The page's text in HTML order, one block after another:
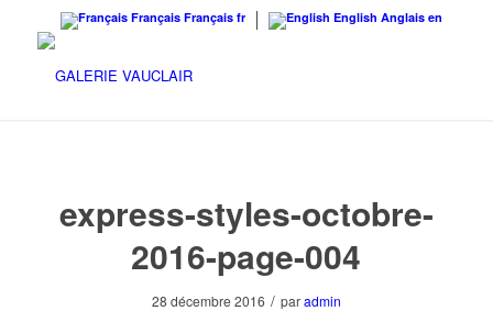
Français Français fr English Anglais en
express-styles-octobre-
2016-page-004
28 décembre 2016 / paradmin